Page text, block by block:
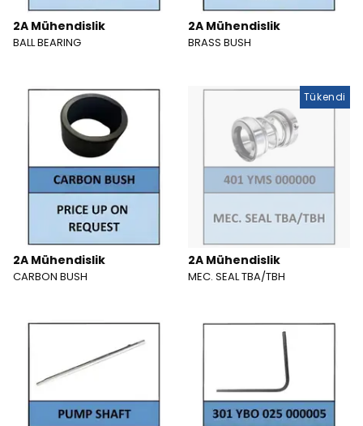
2A Mühendislik
BALL BEARING
2A Mühendislik
BRASS BUSH
2A Mühendislik
CARBON BUSH
Tükendi
2A Mühendislik
MEC. SEAL TBA/TBH